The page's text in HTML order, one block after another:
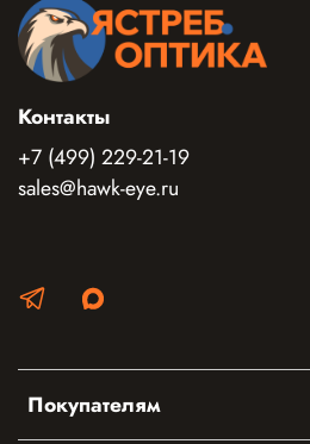
Покупателям
Контакты
+7 (499) 229-21-19
sales@hawk-eye.ru